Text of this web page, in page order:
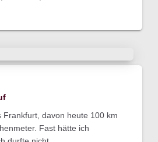
Frankfurt, davon heute 100 km
Fast hätte ich